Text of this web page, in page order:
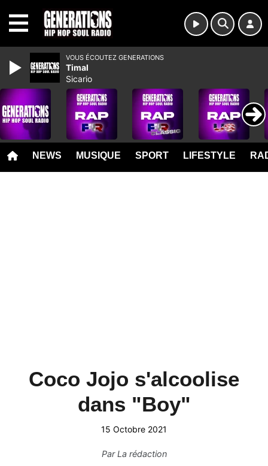
NEWS MUSIQUE SPORT LIFESTYLE
Coco Jojo s'alcoolise
dans "Boy"
15 Octobre 2021
ParLa rédaction
VOUS ÉCOUTEZ GENERATIONS
Timal
Sicario